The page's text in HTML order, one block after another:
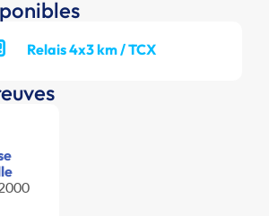
Relais 4x3 km / TCX